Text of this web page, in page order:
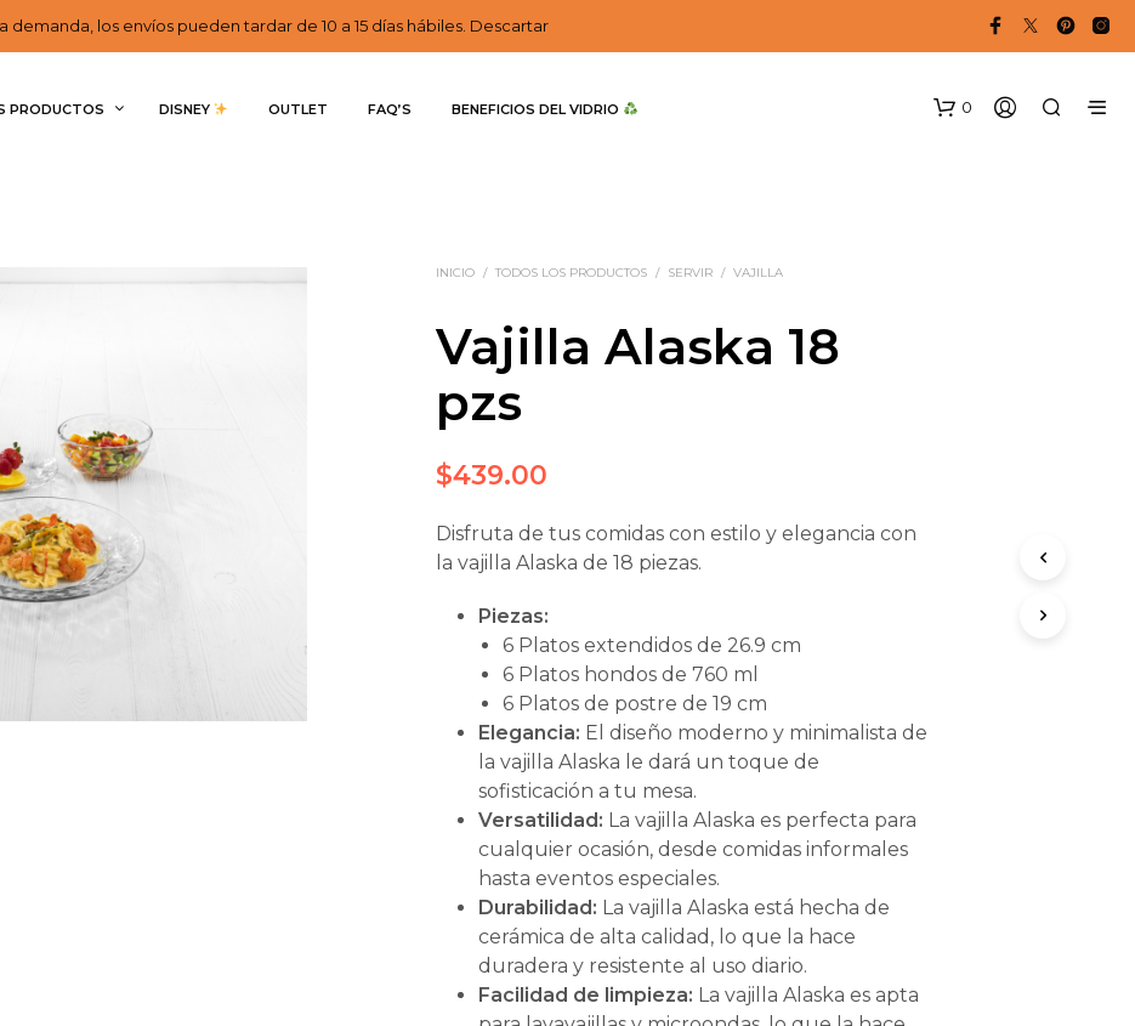
demanda, los envíos pueden tardar de 10 a 15 días hábiles. Descartar
PRODUCTOS DISNEY OUTLET FAQ’S BENEFICIOS DEL VIDRIO 0
INICIO / TODOS LOS PRODUCTOS / SERVIR / VAJILLA
Vajilla Alaska 18
pzs
$439.00
Disfruta de tus comidas con estilo y elegancia con
la vajilla Alaska de 18 piezas.
Piezas:
6 Platos extendidos de 26.9 cm
6 Platos hondos de 760 ml
6 Platos de postre de 19 cm
Elegancia: El diseño moderno y minimalista de
la vajilla Alaska le dará un toque de
sofisticación a tu mesa.
Versatilidad: La vajilla Alaska es perfecta para
cualquier ocasión, desde comidas informales
hasta eventos especiales.
Durabilidad: La vajilla Alaska está hecha de
cerámica de alta calidad, lo que la hace
duradera y resistente al uso diario.
Facilidad de limpieza: La vajilla Alaska es apta